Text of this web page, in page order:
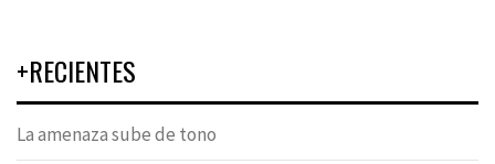
+RECIENTES
La amenaza sube de tono